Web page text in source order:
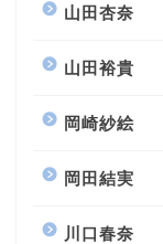
山田杏奈
山田裕貴
岡崎紗絵
岡田結実
川口春奈